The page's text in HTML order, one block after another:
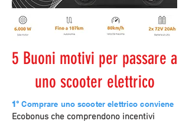
5 Buoni motivi per passare a
uno scooter elettrico
1°Comprare uno scooter elettrico conviene
Ecobonus che comprendono incentivi